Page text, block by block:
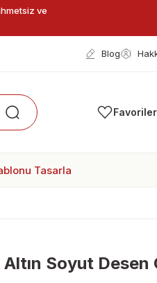
ve
Blog
Tasarla
Altın Soyut Desen